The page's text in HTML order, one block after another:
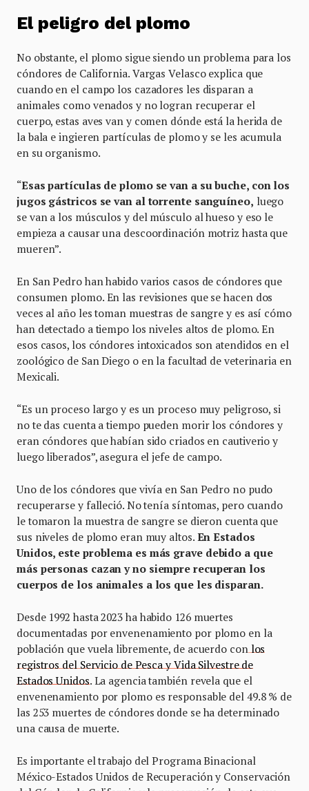
El peligro del plomo
No obstante, el plomo sigue siendo un problema para los
cóndores de California. Vargas Velasco explica que
cuando en el campo los cazadores les disparan a
animales como venados y no logran recuperar el
cuerpo, estas aves van y comen dónde está la herida de
la bala e ingieren partículas de plomo y se les acumula
en su organismo.
“Esas partículas de plomo se van a su buche, con los
jugos gástricos se van al torrente sanguíneo, luego
se van a los músculos y del músculo al hueso y eso le
empieza a causar una descoordinación motriz hasta que
mueren”.
En San Pedro han habido varios casos de cóndores que
consumen plomo. En las revisiones que se hacen dos
veces al año les toman muestras de sangre y es así cómo
han detectado a tiempo los niveles altos de plomo. En
esos casos, los cóndores intoxicados son atendidos en el
zoológico de San Diego o en la facultad de veterinaria en
Mexicali.
“Es un proceso largo y es un proceso muy peligroso, si
no te das cuenta a tiempo pueden morir los cóndores y
eran cóndores que habían sido criados en cautiverio y
luego liberados”, asegura el jefe de campo.
Uno de los cóndores que vivía en San Pedro no pudo
recuperarse y falleció. No tenía síntomas, pero cuando
le tomaron la muestra de sangre se dieron cuenta que
sus niveles de plomo eran muy altos. En Estados
Unidos, este problema es más grave debido a que
más personas cazan y no siempre recuperan los
cuerpos de los animales a los que les disparan.
Desde 1992 hasta 2023 ha habido 126 muertes
documentadas por envenenamiento por plomo en la
población que vuela libremente, de acuerdo con los
registros del Servicio de Pesca y Vida Silvestre de
Estados Unidos. La agencia también revela que el
envenenamiento por plomo es responsable del 49.8 % de
las 253 muertes de cóndores donde se ha determinado
una causa de muerte.
Es importante el trabajo del Programa Binacional
México-Estados Unidos de Recuperación y Conservación